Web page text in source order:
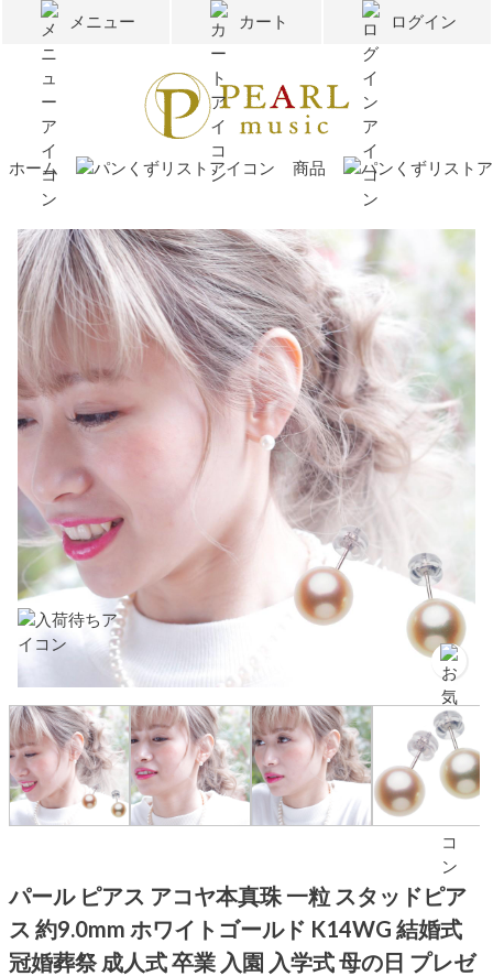
メニュー カート ログイン
ホーム 商品
パール ピアス アコヤ本真珠 一粒 スタッドピア
ス 約9.0mm ホワイトゴールド K14WG 結婚式
冠婚葬祭 成人式 卒業 入園 入学式 母の日 プレゼ